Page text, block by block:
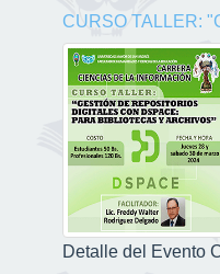
CURSO TALLER:
Detalle del Evento